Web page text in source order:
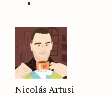
Nicolás Artusi